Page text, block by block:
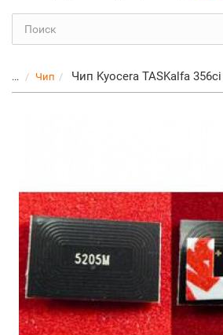
... Чип Чип Kyocera TASKalfa